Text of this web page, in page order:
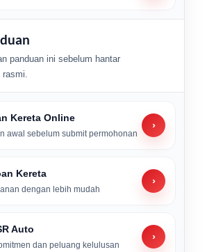
panduan ini sebelum hantar
Kereta Online
awal sebelum submit permohonan
›
Kereta
dengan lebih mudah
›
Auto
dan peluang kelulusan
›